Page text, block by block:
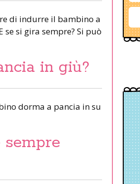
di indurre il bambino a
si gira sempre? Si può
in giù?
dorma a pancia in su